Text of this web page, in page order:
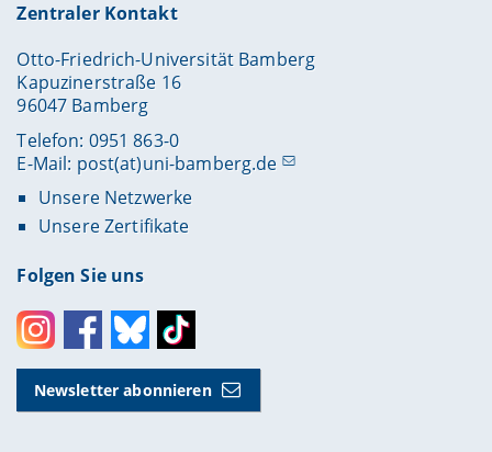
Zentraler Kontakt
Otto-Friedrich-Universität Bamberg
Kapuzinerstraße 16
96047 Bamberg
Telefon: 0951 863-0
E-Mail: post(at)uni-bamberg.de
Unsere Netzwerke
Unsere Zertifikate
Folgen Sie uns
InstagramFacebookBlueskyToktok
Newsletter abonnieren